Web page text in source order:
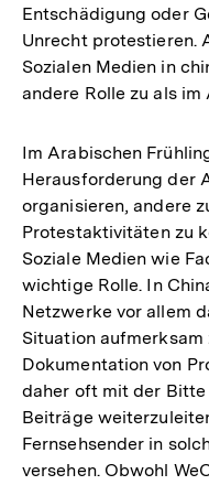
Entschädigung oder
Unrecht protestieren.
Sozialen Medien in
andere Rolle zu als
Im Arabischen
Herausforderung der
organisieren, andere
Protestaktivitäten zu
Soziale Medien wie
wichtige Rolle. In
Netzwerke vor allem
Situation aufmerksam
Dokumentation von
daher oft mit der Bitte
Beiträge
Fernsehsender in
versehen. Obwohl